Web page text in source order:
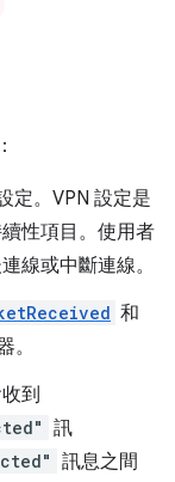
定。VPN 設定是
性項目。使用者
線或中斷連線。
和
。
到
訊
訊息之間